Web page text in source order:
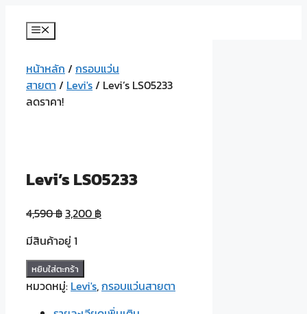
Menu
หน้าหลัก / กรอบแว่น
สายตา / Levi's/ Levi’s LS05233
ลดราคา!
Levi’s LS05233
4,590฿3,200 ฿
มีสินค้าอยู่ 1
จำนวน
Levi’s
หยิบใส่ตะกร้า
หมวดหมู่: Levi's,กรอบแว่นสายตา